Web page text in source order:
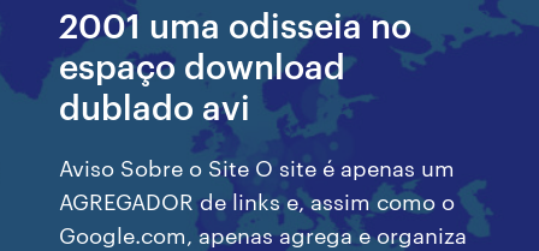
2001 uma odisseia no
espaço download
dublado avi
Aviso Sobre o Site O site é apenas um
AGREGADOR de links e, assim como o
Google.com, apenas agrega e organiza